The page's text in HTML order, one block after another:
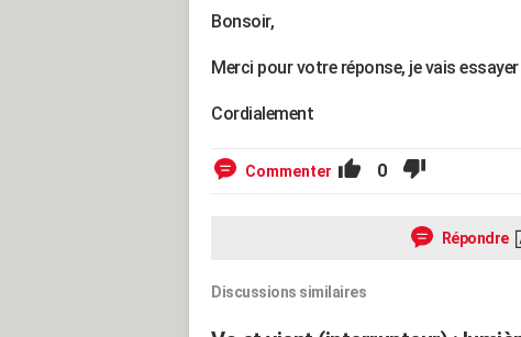
Bonsoir,
Merci pour votre réponse, je vais
Cordialement
Commenter 0
Répondre
Discussions similaires